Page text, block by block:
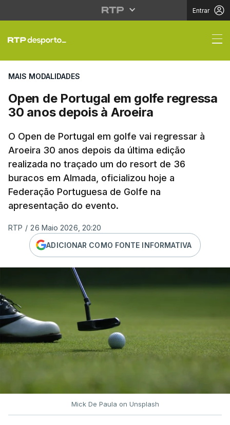
Entrar
Open de Portugal em
MAIS MODALIDADES
Open de Portugal em golfe regressa
30 anos depois à Aroeira
O Open de Portugal em golfe vai regressar à
Aroeira 30 anos depois da última edição
realizada no traçado um do resort de 36
buracos em Almada, oficializou hoje a
Federação Portuguesa de Golfe na
apresentação do evento.
RTP / 26 Maio 2026, 20:20
ADICIONAR COMO FONTE INFORMATIVA
Mick De Paula on Unsplash